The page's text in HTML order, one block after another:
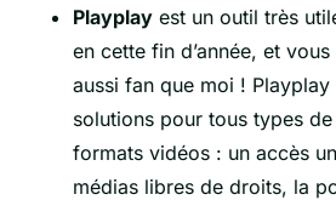
Playplay est un outil très
en cette fin d’année, et vous
aussi fan que moi !
solutions pour tous types
formats vidéos : un accès
médias libres de droits, la